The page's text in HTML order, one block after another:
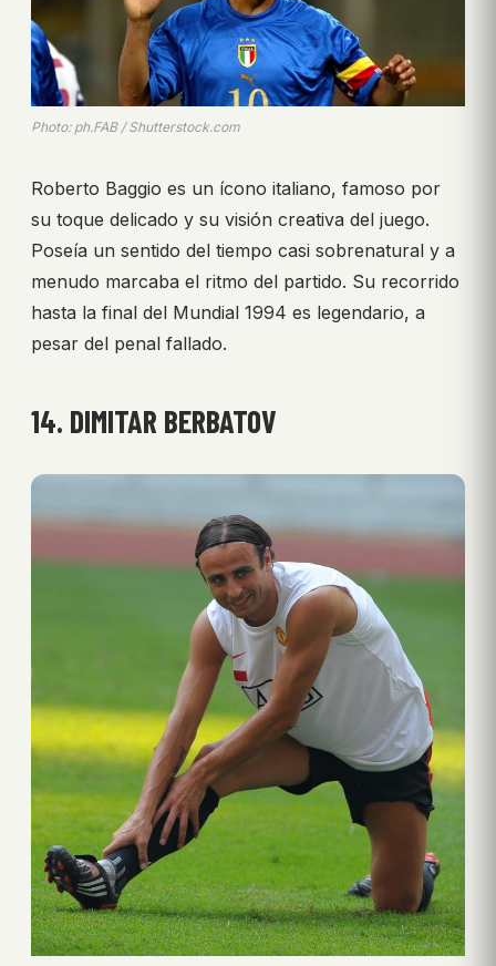
Photo: ph.FAB / Shutterstock.com
Roberto Baggio es un ícono italiano, famoso por
su toque delicado y su visión creativa del juego.
Poseía un sentido del tiempo casi sobrenatural y a
menudo marcaba el ritmo del partido. Su recorrido
hasta la final del Mundial 1994 es legendario, a
pesar del penal fallado.
14. DIMITAR BERBATOV